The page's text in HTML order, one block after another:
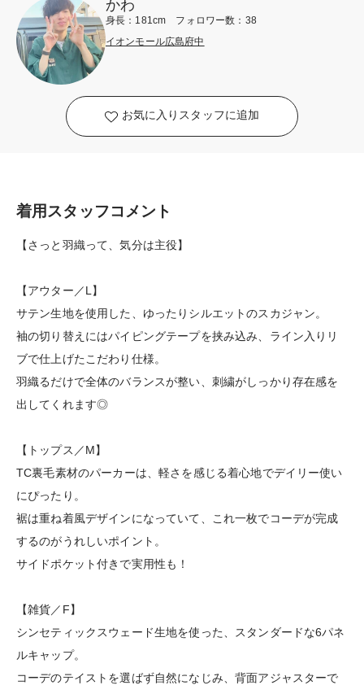
かわ
身長：181cm フォロワー数：38
イオンモール広島府中
お気に入りスタッフに追加
着用スタッフコメント
【さっと羽織って、気分は主役】
【アウター／L】
サテン生地を使用した、ゆったりシルエットのスカジャン。
袖の切り替えにはパイピングテープを挟み込み、ライン入りリ
ブで仕上げたこだわり仕様。
羽織るだけで全体のバランスが整い、刺繍がしっかり存在感を
出してくれます◎
【トップス／M】
TC裏毛素材のパーカーは、軽さを感じる着心地でデイリー使い
にぴったり。
裾は重ね着風デザインになっていて、これ一枚でコーデが完成
するのがうれしいポイント。
サイドポケット付きで実用性も！
【雑貨／F】
シンセティックスウェード生地を使った、スタンダードな6パネ
ルキャップ。
コーデのテイストを選ばず自然になじみ、背面アジャスターで